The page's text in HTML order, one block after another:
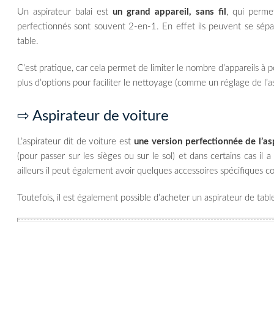
Un aspirateur balai estun grand appareil, sans fil , qui
perfectionnés sont souvent 2-en-1. En effet ils peuvent se
table.
C’est pratique, car cela permet de limiter le nombre d’appareils
plus d’options pour faciliter le nettoyage (comme un réglage de
⇨ Aspirateur de voiture
L’aspirateur dit de voiture estune version perfectionnée de
(pour passer sur les sièges ou sur le sol) et dans certains cas il
ailleurs il peut également avoir quelques accessoires spécifiques
Toutefois, il est également possible d’acheter un aspirateur de